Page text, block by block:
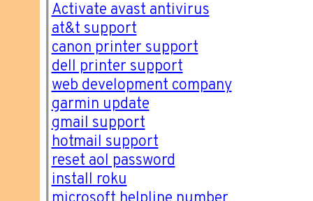
Activate avast antivirus
at&t support
canon printer support
dell printer support
web development company
garmin update
gmail support
hotmail support
reset aol password
install roku